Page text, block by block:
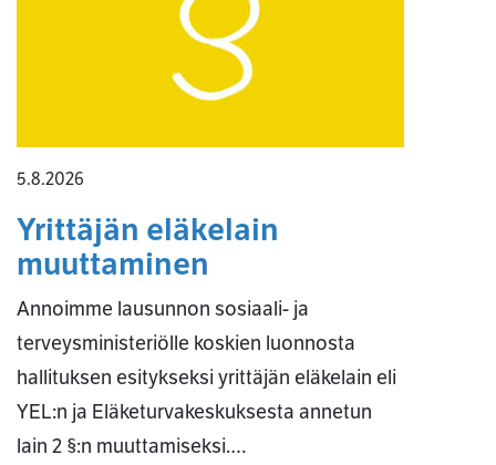
5.8.2026
Yrittäjän eläkelain
muuttaminen
Annoimme lausunnon sosiaali- ja
terveysministeriölle koskien luonnosta
hallituksen esitykseksi yrittäjän eläkelain eli
YEL:n ja Eläketurvakeskuksesta annetun
lain 2 §:n muuttamiseksi.…